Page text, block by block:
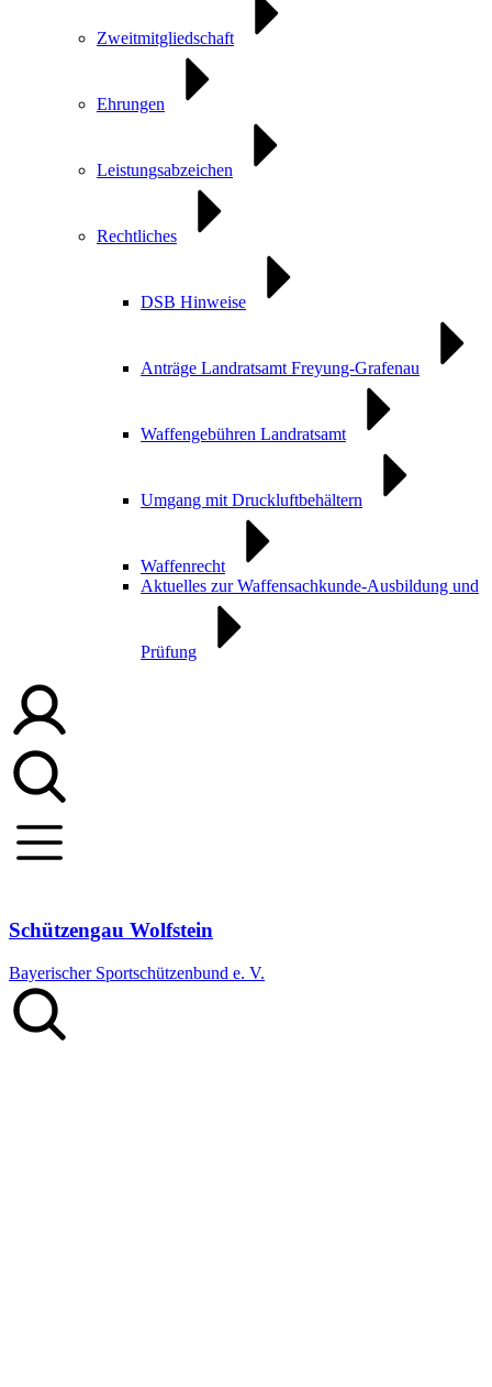
Zweitmitgliedschaft
Ehrungen
Leistungsabzeichen
Rechtliches
DSB Hinweise
Anträge Landratsamt Freyung-Grafenau
Waffengebühren Landratsamt
Umgang mit Druckluftbehältern
Waffenrecht
Aktuelles zur Waffensachkunde-Ausbildung und
Prüfung
Schützengau Wolfstein
Bayerischer Sportschützenbund e. V.